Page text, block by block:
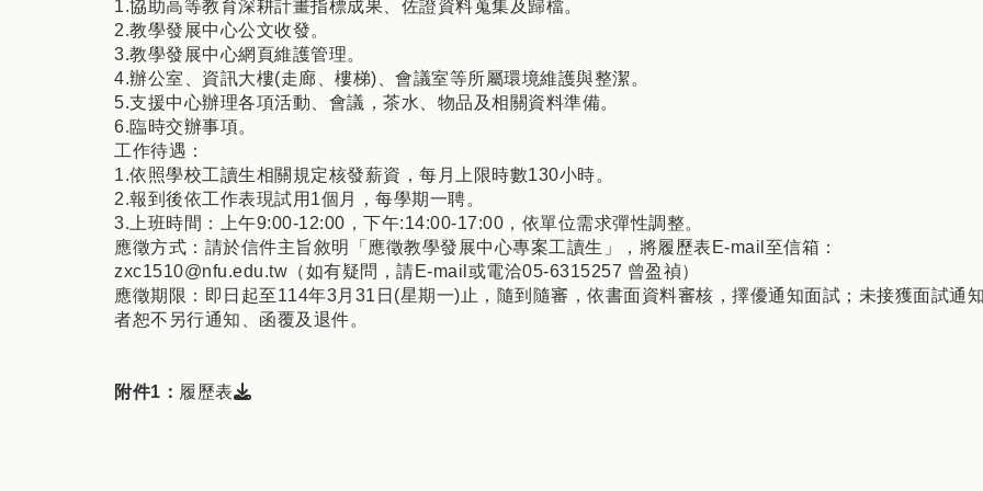
1.協助高等教育深耕計畫指標成果、佐證資料蒐集及歸檔。
2.教學發展中心公文收發。
3.教學發展中心網頁維護管理。
4.辦公室、資訊大樓(走廊、樓梯)、會議室等所屬環境維護與整潔。
5.支援中心辦理各項活動、會議，茶水、物品及相關資料準備。
6.臨時交辦事項。
工作待遇：
1.依照學校工讀生相關規定核發薪資，每月上限時數130小時。
2.報到後依工作表現試用1個月，每學期一聘。
3.上班時間：上午9:00-12:00，下午:14:00-17:00，依單位需求彈性調整。
應徵方式：請於信件主旨敘明「應徵教學發展中心專案工讀生」，將履歷表E-mail至信箱：
zxc1510@nfu.edu.tw（如有疑問，請E-mail或電洽05-6315257 曾盈禎）
應徵期限：即日起至114年3月31日(星期一)止，隨到隨審，依書面資料審核，擇優通知面試；未接獲面試通
者恕不另行通知、函覆及退件。
附件1： 履歷表 下載檔案：